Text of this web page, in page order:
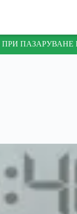
ПРИ ПАЗАРУВАНЕ